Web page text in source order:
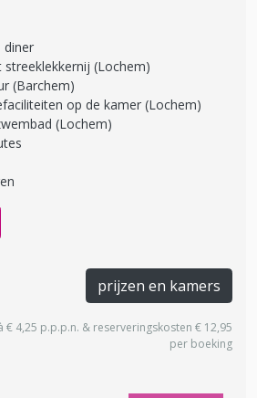
diner
(Lochem)
(Barchem)
op de kamer (Lochem)
(Lochem)
prijzen en kamers
€ 4,25 p.p.p.n. & reserveringskosten € 12,95
per boeking